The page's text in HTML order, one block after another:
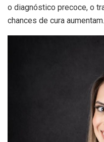
o diagnóstico precoce, o
chances de cura aumentam.